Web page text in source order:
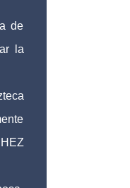
de
la